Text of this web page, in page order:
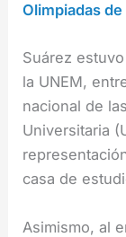
Olimpiadas
Suárez
la UNEM,
nacional de
Universitaria
casa de
Asimismo, al